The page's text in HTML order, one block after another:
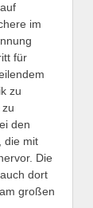
im
für
zu
den
die mit
Die
dort
großen